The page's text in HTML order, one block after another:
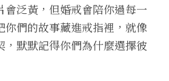
會泛黃，但婚戒會陪你過每一
你們的故事藏進戒指裡，就像
，默默記得你們為什麼選擇彼